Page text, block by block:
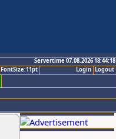
Servertime 07.08.2026 18:44:18
Logout
Login
FontSize:11pt